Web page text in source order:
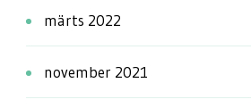
märts 2022
november 2021